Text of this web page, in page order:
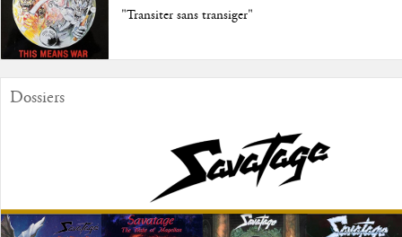
"Transiter sans transiger"
Dossiers